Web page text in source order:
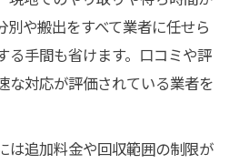
別や搬出をすべて業者に任せら
る手間も省けます。口コミや評
な対応が評価されている業者を
は追加料金や回収範囲の制限が